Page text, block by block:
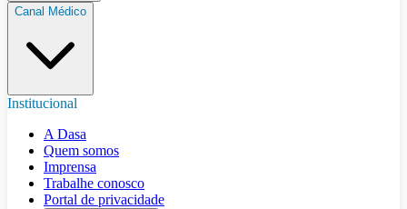
Canal Médico
Institucional
A Dasa
Quem somos
Imprensa
Trabalhe conosco
Portal de privacidade